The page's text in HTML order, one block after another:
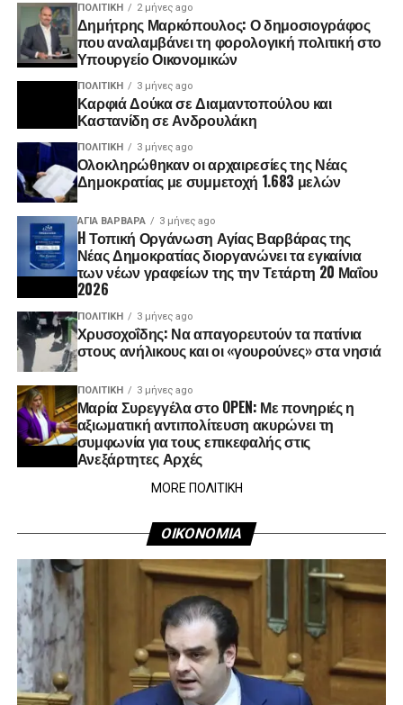
ΠΟΛΙΤΙΚΉ 2 μήνες ago
Δημήτρης Μαρκόπουλος: Ο δημοσιογράφος
που αναλαμβάνει τη φορολογική πολιτική στο
Υπουργείο Οικονομικών
ΠΟΛΙΤΙΚΉ 3 μήνες ago
Καρφιά Δούκα σε Διαμαντοπούλου και
Καστανίδη σε Ανδρουλάκη
ΠΟΛΙΤΙΚΉ 3 μήνες ago
Ολοκληρώθηκαν οι αρχαιρεσίες της Νέας
Δημοκρατίας με συμμετοχή 1.683 μελών
ΑΓΙΑ ΒΑΡΒΑΡΑ 3 μήνες ago
H Τοπική Οργάνωση Αγίας Βαρβάρας της
Νέας Δημοκρατίας διοργανώνει τα εγκαίνια
των νέων γραφείων της την Τετάρτη 20 Μαΐου
2026
ΠΟΛΙΤΙΚΉ 3 μήνες ago
Χρυσοχοΐδης: Να απαγορευτούν τα πατίνια
στους ανήλικους και οι «γουρούνες» στα νησιά
ΠΟΛΙΤΙΚΉ 3 μήνες ago
Μαρία Συρεγγέλα στο OPEN: Με πονηριές η
αξιωματική αντιπολίτευση ακυρώνει τη
συμφωνία για τους επικεφαλής στις
Ανεξάρτητες Αρχές
MORE ΠΟΛΙΤΙΚΗ
ΟΙΚΟΝΟΜΙΑ